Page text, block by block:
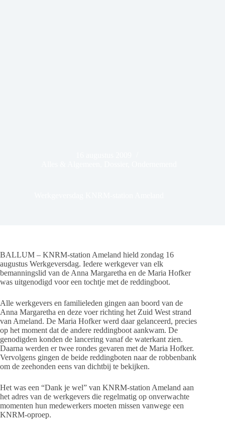
BALLUM – KNRM-station Ameland hield zondag 16
augustus Werkgeversdag. Iedere werkgever van elk
bemanningslid van de Anna Margaretha en de Maria Hofker
was uitgenodigd voor een tochtje met de reddingboot.
Alle werkgevers en familieleden gingen aan boord van de
Anna Margaretha en deze voer richting het Zuid West strand
van Ameland. De Maria Hofker werd daar gelanceerd, precies
op het moment dat de andere reddingboot aankwam. De
genodigden konden de lancering vanaf de waterkant zien.
Daarna werden er twee rondes gevaren met de Maria Hofker.
Vervolgens gingen de beide reddingboten naar de robbenbank
om de zeehonden eens van dichtbij te bekijken.
Het was een “Dank je wel” van KNRM-station Ameland aan
het adres van de werkgevers die regelmatig op onverwachte
momenten hun medewerkers moeten missen vanwege een
KNRM-oproep.